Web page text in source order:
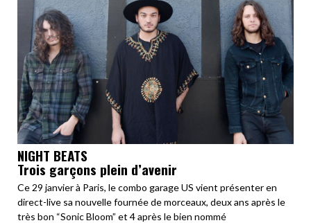
NIGHT BEATS
Trois garçons plein d’avenir
Ce 29 janvier à Paris, le combo garage US vient présenter en
direct-live sa nouvelle fournée de morceaux, deux ans après le
très bon “Sonic Bloom” et 4 après le bien nommé